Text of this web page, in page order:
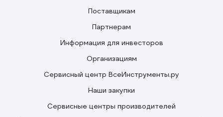
Поставщикам
Партнерам
Информация для инвесторов
Организациям
Сервисный центр ВсеИнструменты.ру
Наши закупки
Сервисные центры производителей